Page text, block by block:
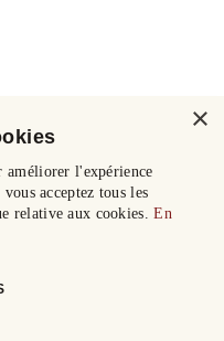
×
améliorer l'expérience
acceptez tous les
relative aux cookies.En